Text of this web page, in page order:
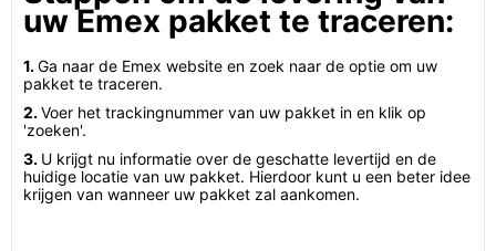
uw Emex pakket te traceren:
1.Ga naar de Emex website en zoek naar de optie om uw
pakket te traceren.
2.Voer het trackingnummer van uw pakket in en klik op
'zoeken'.
3. U krijgt nu informatie over de geschatte levertijd en de
huidige locatie van uw pakket. Hierdoor kunt u een beter idee
krijgen van wanneer uw pakket zal aankomen.